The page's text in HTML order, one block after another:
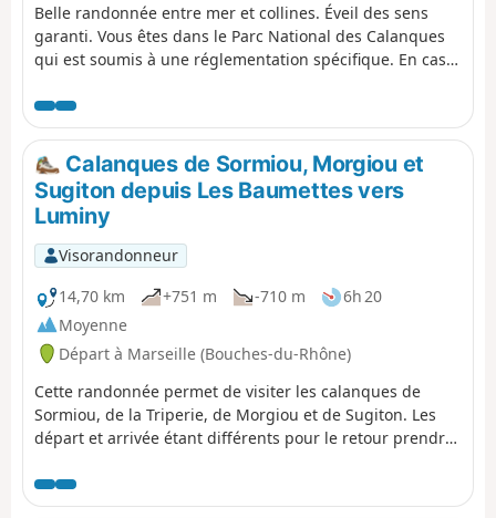
Belle randonnée entre mer et collines. Éveil des sens
garanti. Vous êtes dans le Parc National des Calanques
qui est soumis à une réglementation spécifique. En cas
amende pouvant aller jusqu'à 1500 €.
Calanques de Sormiou, Morgiou et
Sugiton depuis Les Baumettes vers
Luminy
Visorandonneur
14,70 km
+751 m -710 m
6h 20
Moyenne
Départ à Marseille (Bouches-du-Rhône)
Cette randonnée permet de visiter les calanques de
Sormiou, de la Triperie, de Morgiou et de Sugiton. Les
départ et arrivée étant différents pour le retour prendre
ces lignes Luminy PN des Calanques.